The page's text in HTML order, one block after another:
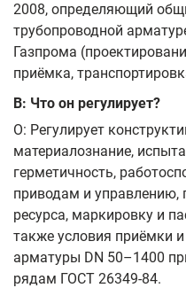
2008, определяющий
трубопроводной
Газпрома
приёмка,
В: Что он регулирует?
О: Регулирует
материалознание,
герметичность,
приводам и управлению,
ресурса, маркировку и
также условия приёмки
арматуры DN 50–1400
рядам ГОСТ 26349-84.